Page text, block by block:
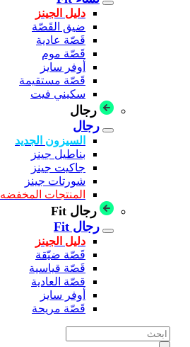
دليل الجينز
ضيق القَصّة
قَصّة عادية
قَصّة موم
أوفر سايز
قَصّة مستقيمة
سكيني فيت
رجال
رجال
السيزون الجديد
بناطيل جينز
جاكيت جينز
شورتات جينز
المنتجات المخفضه
رجال Fit
رجال Fit
دليل الجينز
قَصّة ضيّقة
قَصّة قياسية
قصّة العادية
أوفر سايز
قَصّة مريحة